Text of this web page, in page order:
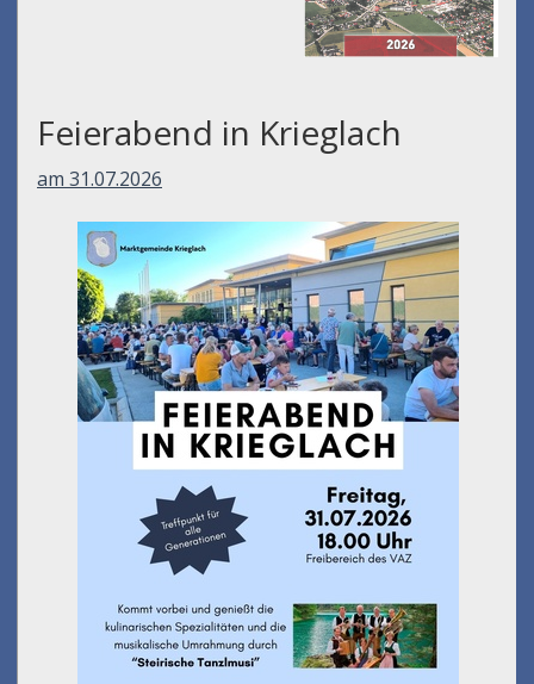
Feierabend in Krieglach
am 31.07.2026